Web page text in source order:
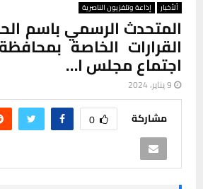
ألأخبار إذاعة وتلفزيون الناصرية
المتحدث الرسمي باسم
القرارات الخاصة
اجتماع مجلس ا…
9 يناير، 2024
مشاركة 0